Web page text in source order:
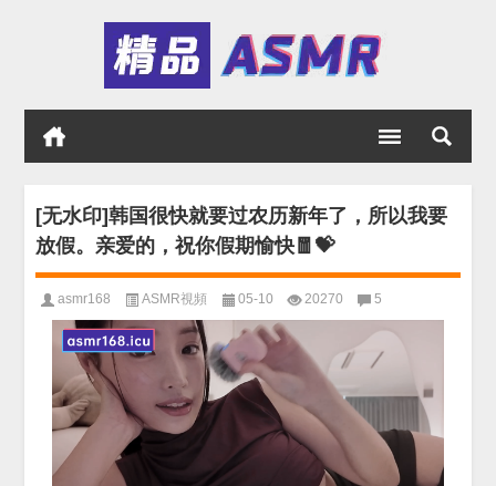
[无水印]韩国很快就要过农历新年了，所以我要
放假。亲爱的，祝你假期愉快🧧💝
asmr168 ASMR視頻 05-10 20270 5